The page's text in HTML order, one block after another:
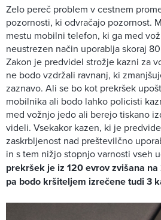
Zelo pereč problem v cestnem
pozornosti, ki odvračajo pozornost.
mestu mobilni telefon, ki ga med
neustrezen način uporablja skoraj
Zakon je predvidel strožje kazni za
ne bodo vzdržali ravnanj, ki
zaznavo. Ali se bo kot prekršek
mobilnika ali bodo lahko policisti
med vožnjo jedo ali berejo tiskano
videli. Vsekakor kazen, ki je
zaskrbljenost nad preštevilčno
in s tem nižjo stopnjo varnosti vseh
prekršek je iz 120 evrov zvišana
pa bodo kršiteljem izrečene tudi 3